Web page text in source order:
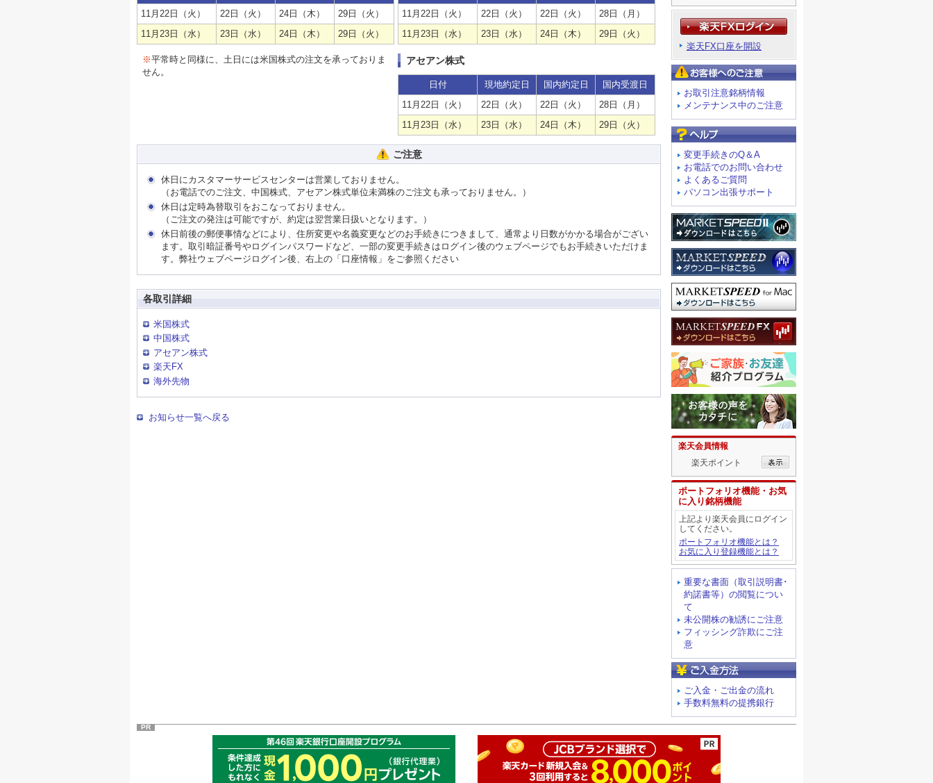
11月22日（火）
22日（火） 24日（木）
29日（火）
11月23日（水）
23日（水） 24日（木） 29日（火）
※平常時と同様に、土日には米国株式の注文を承っておりま
せん。
11月22日（火）
22日（火） 22日（火）
28日（月）
11月23日（水）
23日（水） 24日（木） 29日（火）
アセアン株式
日付 現地約定日 国内約定日
国内受渡日
11月22日（火）
22日（火） 22日（火）
28日（月）
11月23日（水）
23日（水） 24日（木） 29日（火）
ご注意
休日にカスタマーサービスセンターは営業しておりません。
（お電話でのご注文、中国株式、アセアン株式単位未満株のご注文も承っておりません。）
休日は定時為替取引をおこなっておりません。
（ご注文の発注は可能ですが、約定は翌営業日扱いとなります。）
休日前後の郵便事情などにより、住所変更や名義変更などのお手続きにつきまして、通常より日数がかかる場合がござい
ます。取引暗証番号やログインパスワードなど、一部の変更手続きはログイン後のウェブページでもお手続きいただけま
す。弊社ウェブページログイン後、右上の「口座情報」をご参照ください
各取引詳細
米国株式
中国株式
アセアン株式
楽天FX
海外先物
お知らせ一覧へ戻る
楽天FX口座を開設
お取引注意銘柄情報
メンテナンス中のご注意
変更手続きのQ＆A
お電話でのお問い合わせ
よくあるご質問
パソコン出張サポート
楽天会員情報
楽天ポイント
ポートフォリオ機能・お気
に入り銘柄機能
上記より楽天会員にログイン
してください。
ポートフォリオ機能とは？
お気に入り登録機能とは？
重要な書面（取引説明書･
約諾書等）の閲覧につい
て
未公開株の勧誘にご注意
フィッシング詐欺にご注
意
ご入金・ご出金の流れ
手数料無料の提携銀行
PR